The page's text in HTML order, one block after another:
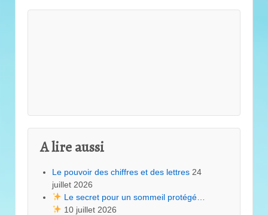
A lire aussi
Le pouvoir des chiffres et des lettres 24
juillet 2026
Le secret pour un sommeil protégé…
10 juillet 2026